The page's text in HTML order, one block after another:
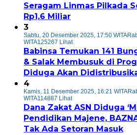
Seragam Linmas Pilkada
Rp1,6 Miliar
3
Sabtu, 20 Desember 2025, 17:50 WITA
WITA125267 Lihat
Babinsa Temukan 141
& Salak Membusuk di
Diduga Akan
4
Kamis, 11 Desember 2025, 16:21 WITA
WITA114887 Lihat
Dana Zakat ASN Diduga
Pendidikan Majene,
Tak Ada Setoran Masuk